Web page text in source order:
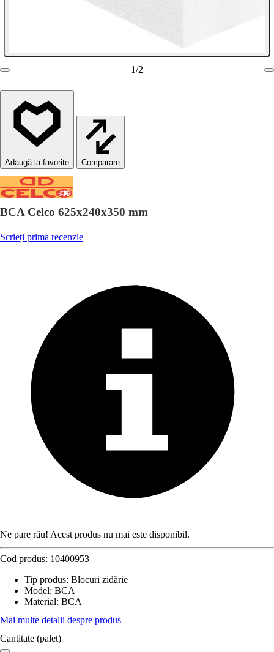
1/2
Comparare
BCA Celco 625x240x350 mm
Scrieți prima recenzie
Ne pare rău! Acest produs nu mai este disponibil.
Cod produs: 10400953
Tip produs: Blocuri zidărie
Model: BCA
Material: BCA
Mai multe detalii despre produs
Cantitate (palet)